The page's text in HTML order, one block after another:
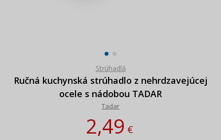
Strúhadlá
Ručná kuchynská strúhadlo z nehrdzavejúcej
ocele s nádobou TADAR
Tadar
2,49€